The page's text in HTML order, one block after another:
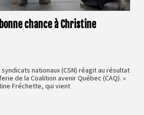
chance à Christine
nationaux (CSN) réagit au résultat
de la Coalition avenir Québec (CAQ). «
Fréchette, qui vient